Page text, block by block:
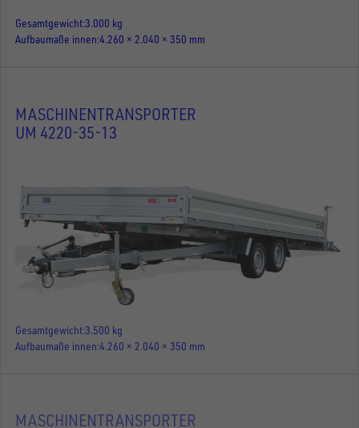
Gesamtgewicht3.000 kg
Aufbaumaße innen 4.260 × 2.040 × 350 mm
MASCHINENTRANSPORTER
UM 4220-35-13
Gesamtgewicht 3.500 kg
Aufbaumaße innen 4.260 × 2.040 × 350 mm
MASCHINENTRANSPORTER